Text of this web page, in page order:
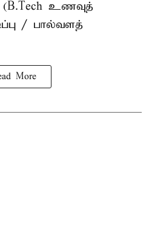
(B.Tech உணவுத்
/ பால்வளத்
More